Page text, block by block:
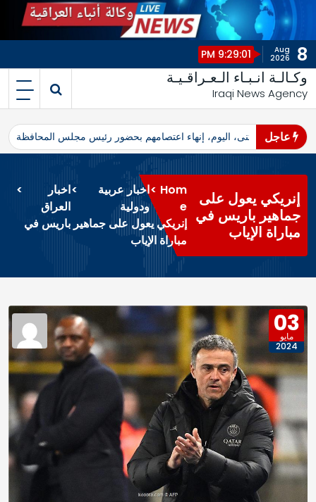
i
t
8
Aug
2026
9:29:01 PM
وكـالـة انـبـاء الـعـراقـيـة
Iraqi News Agency
عاجل
محافظ المثنى، اليوم، إنهاء اعتصامهم بحضور رئيس مجلس المحافظة
إنريكي يعول على
جماهير باريس في
مباراة الإياب
Hom
e
>اخبار عربية
ودولية
>اخبار
العراق
>
إنريكي يعول على جماهير باريس في
مباراة الإياب
03
مايو
2024